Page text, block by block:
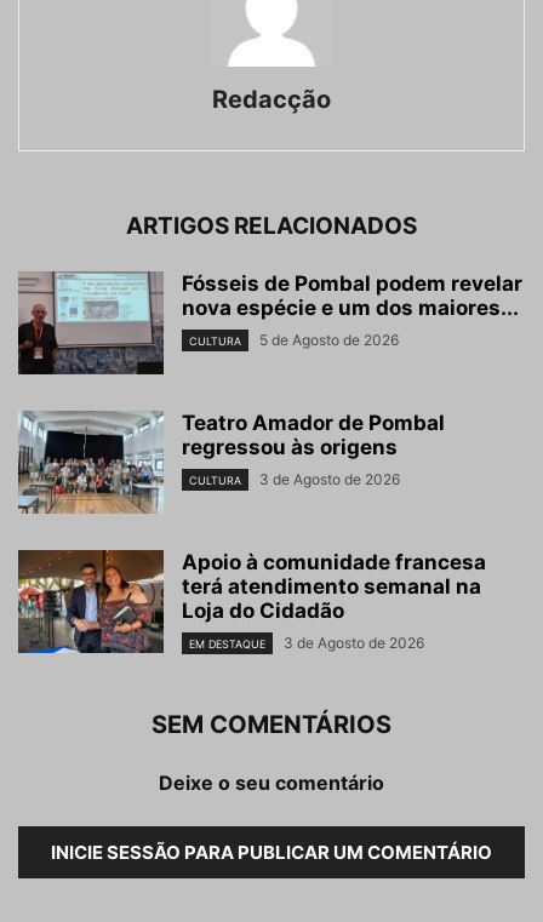
Redacção
ARTIGOS RELACIONADOS
Fósseis de Pombal podem revelar
nova espécie e um dos maiores...
CULTURA 5 de Agosto de 2026
Teatro Amador de Pombal
regressou às origens
CULTURA 3 de Agosto de 2026
Apoio à comunidade francesa
terá atendimento semanal na
Loja do Cidadão
EM DESTAQUE 3 de Agosto de 2026
SEM COMENTÁRIOS
Deixe o seu comentário
INICIE SESSÃO PARA PUBLICAR UM COMENTÁRIO